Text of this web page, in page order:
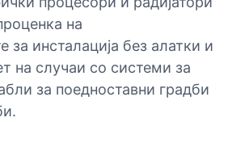
на
за инсталација без алатки и
на случаи со системи за
за поедноставни градби